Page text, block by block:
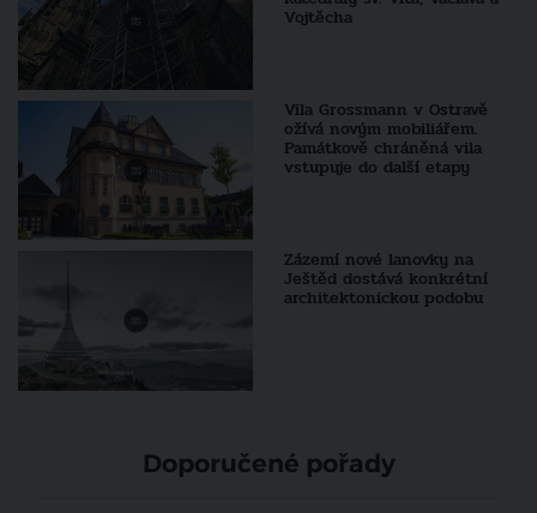
Vojtěcha
Vila Grossmann v Ostravě
ožívá novým mobiliářem.
Památkově chráněná vila
vstupuje do další etapy
Zázemí nové lanovky na
Ještěd dostává konkrétní
architektonickou podobu
Doporučené pořady